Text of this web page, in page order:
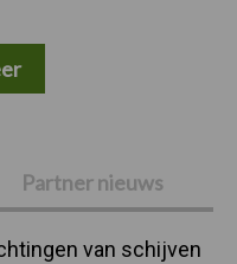
Partner nieuws
van schijven